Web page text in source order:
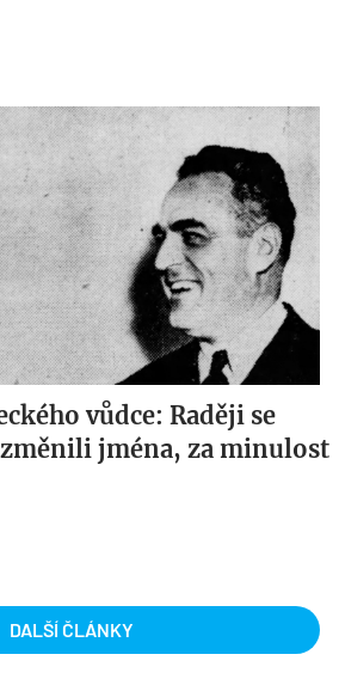
vůdce: Raději se
jména, za minulost
DALŠÍ ČLÁNKY